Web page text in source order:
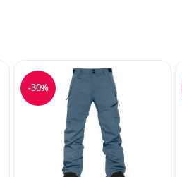
-30%